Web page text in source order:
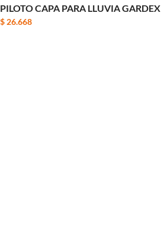
PILOTO CAPA PARA LLUVIA GARDEX
$ 26.668